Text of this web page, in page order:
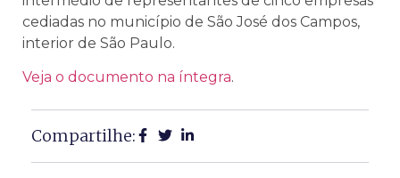
cediadas no município de São José dos Campos,
interior de São Paulo.
Veja o documento na íntegra.
Compartilhe: